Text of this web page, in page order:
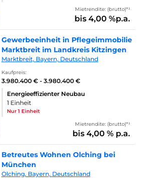
Mietrendite: (brutto)*¹
bis 4,00 %p.a.
Gewerbeeinheit in Pflegeimmobilie
Marktbreit im Landkreis Kitzingen
Marktbreit, Bayern, Deutschland
Kaufpreis:
3.980.400 € - 3.980.400 €
Energieeffizienter Neubau
1 Einheit
Nur 1 Einheit
Mietrendite: (brutto)*¹
bis 4,00 % p.a.
Betreutes Wohnen Olching bei
München
Olching, Bayern, Deutschland